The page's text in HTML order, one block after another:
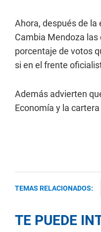
Ahora, después de
Cambia Mendoza las
porcentaje de votos
si en el frente
Además advierten
Economía y la
TEMAS RELACIONADOS:
TE PUEDE